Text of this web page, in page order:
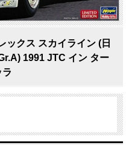
ックス スカイライン (日
1991 JTC イン ター